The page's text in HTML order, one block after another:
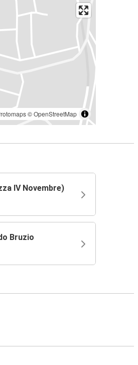
©OpenStreetMap
IV Novembre)
Bruzio